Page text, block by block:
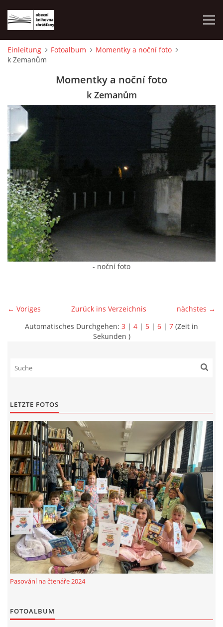
EINLEITUNG
© 2026 eStránky.cz |Drucken | Aktualisiert: 1. 8. 2026|
Nach oben ↑
Einleitung Fotoalbum
Momentky a noční foto
k Zemanům
Momentky a noční foto
k Zemanům
- noční foto
← Voriges nächstes →
Zurück ins Verzeichnis
Automatisches Durchgehen: 3 | 4 | 5 | 6 | 7 (Zeit in
Sekunden )
LETZTE FOTOS
Pasování na čtenáře 2024
FOTOALBUM